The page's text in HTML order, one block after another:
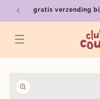
naar de
content
gratis verzending
direct naar